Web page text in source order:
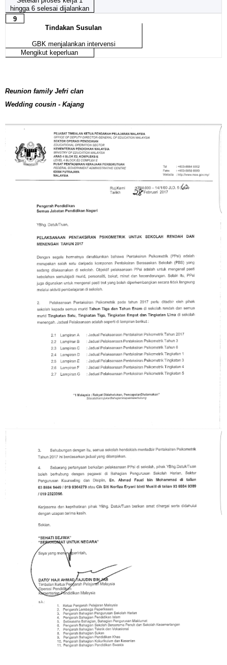
hingga 6 selesai dijalankan
9
Tindakan Susulan
GBK menjalankan intervensi
Mengikut keperluan
Reunion family Jefri clan
Wedding cousin - Kajang